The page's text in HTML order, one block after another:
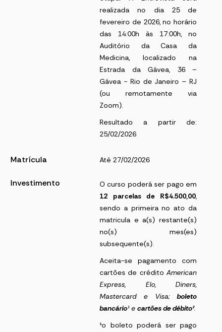
realizada no dia 25 de
fevereiro de 2026, no horário
das 14:00h às 17:00h, no
Auditório da Casa da
Medicina, localizado na
Estrada da Gávea, 36 –
Gávea - Rio de Janeiro – RJ
(ou remotamente via
Zoom).
Resultado a partir de:
25/02/2026
Matrícula Até 27/02/2026
Investimento
O curso poderá ser pago em
12 parcelas de R$4.500,00,
sendo a primeira no ato da
matricula e a(s) restante(s)
no(s) mes(es)
subsequente(s).
Aceita-se pagamento com
cartões de crédito American
Express, Elo, Diners,
Mastercard e Visa; boleto
bancário¹e cartões de débito².
¹o boleto poderá ser pago